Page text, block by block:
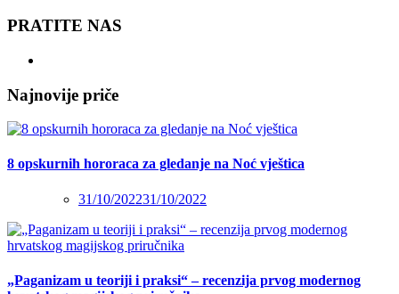
PRATITE NAS
Najnovije priče
8 opskurnih hororaca za gledanje na Noć vještica
31/10/202231/10/2022
„Paganizam u teoriji i praksi“ – recenzija prvog modernog